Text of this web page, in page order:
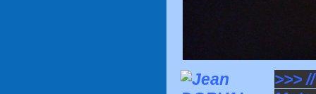
>>>